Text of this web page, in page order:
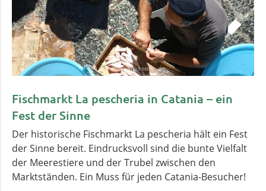
Fischmarkt La pescheria in Catania – ein
Fest der Sinne
Der historische Fischmarkt La pescheria hält ein Fest
der Sinne bereit. Eindrucksvoll sind die bunte Vielfalt
der Meerestiere und der Trubel zwischen den
Marktständen. Ein Muss für jeden Catania-Besucher!